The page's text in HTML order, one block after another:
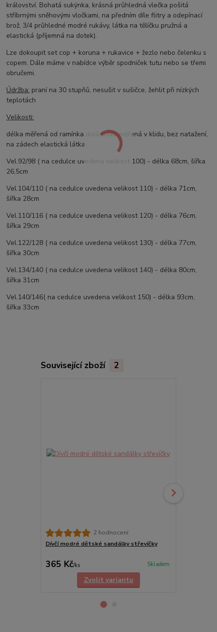
království. Bohatá sukýnka, krásná průhledná vlečka pošitá
stříbrnými sněhovými vločkami, na předním díle flitry a odepínací
brož, 3/4 průhledné modré rukávy, látka na tělíčku pružná a
elastická (příjemná na dotek).
Lze dokoupit set cop + koruna + rukavice + žezlo nebo čelenku s
copem. Dále máme v nabídce výběr spodniček tutu nebo se třemi
obručemi.
Údržba: praní na 30 stupňů, nesušit v sušičce, žehlit při nízkých
teplotách
Velikosti:
délka měřená od ramínka dolů, šířka měřená v klidu, bez natažení,
na zádech elastická látka
Vel.92/98 ( na cedulce uvedena velikost 100) - délka 68cm, šířka
26,5cm
Vel.104/110 ( na cedulce uvedena velikost 110) - délka 71cm,
šířka 28cm
Vel.110/116 ( na cedulce uvedena velikost 120) - délka 76cm,
šířka 29cm
Vel.122/128 ( na cedulce uvedena velikost 130) - délka 77cm,
šířka 30cm
Vel.134/140 ( na cedulce uvedena velikost 140) - délka 80cm,
šířka 31cm
Vel.140/146( na cedulce uvedena velikost 150) - délka 93cm,
šířka 33cm
Související zboží 2
2 hodnocení
Dívčí modré dětské sandálky střevíčky
365 Kč/ks Skladem
Zvolit variantu